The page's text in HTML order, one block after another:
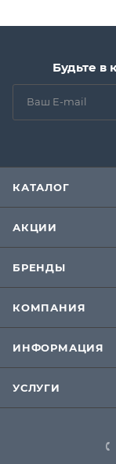
Будьте в
КАТАЛОГ
АКЦИИ
БРЕНДЫ
КОМПАНИЯ
ИНФОРМАЦИЯ
УСЛУГИ